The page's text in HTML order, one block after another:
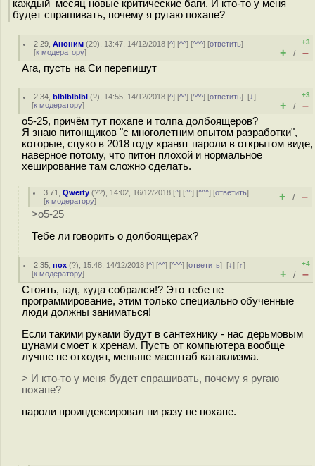
каждый месяц новые критические баги. И кто-то у меня
будет спрашивать, почему я ругаю похапе?
2.29 ,Аноним (29), 13:47, 14/12/2018 [^] [^^] [^^^] [ответить]
[к модератору]
+3
+ / –
Ага, пусть на Си перепишут
2.34 ,blblblblbl (?), 14:55, 14/12/2018 [^] [^^] [^^^] [ответить][↓]
[к модератору]
+3
+ / –
o5-25, причём тут похапе и толпа долбоящеров?
Я знаю питонщиков "с многолетним опытом разработки",
которые, сцуко в 2018 году хранят пароли в открытом виде,
наверное потому, что питон плохой и нормальное
хеширование там сложно сделать.
3.71 ,Qwerty (??), 14:02, 16/12/2018 [^] [^^] [^^^] [ответить]
[к модератору] + / –
>o5-25
Тебе ли говорить о долбоящерах?
2.35 ,пох (?), 15:48, 14/12/2018 [^] [^^] [^^^] [ответить][↓] [↑]
[к модератору]
+4
+ / –
Стоять, гад, куда собрался!? Это тебе не
программирование, этим только специально обученные
люди должны заниматься!
Если такими руками будут в сантехнику - нас дерьмовым
цунами смоет к хренам. Пусть от компьютера вообще
лучше не отходят, меньше масштаб катаклизма.
> И кто-то у меня будет спрашивать, почему я ругаю
похапе?
пароли проиндексировал ни разу не похапе.